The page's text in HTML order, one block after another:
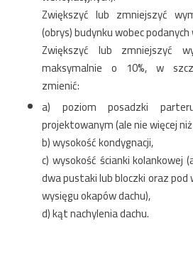
Zwiększyć lub zmniejszyć
(obrys) budynku wobec
Zwiększyć lub zmniejszyć
maksymalnie o 10%, w
zmienić:
a) poziom posadzki
projektowanym (ale nie więcej
b) wysokość kondygnacji,
c) wysokość ścianki kolankowej
dwa pustaki lub bloczki oraz
wysięgu okapów dachu),
d) kąt nachylenia dachu.